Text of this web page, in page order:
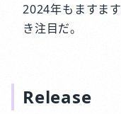
2024年もますま
き注目だ。
Release